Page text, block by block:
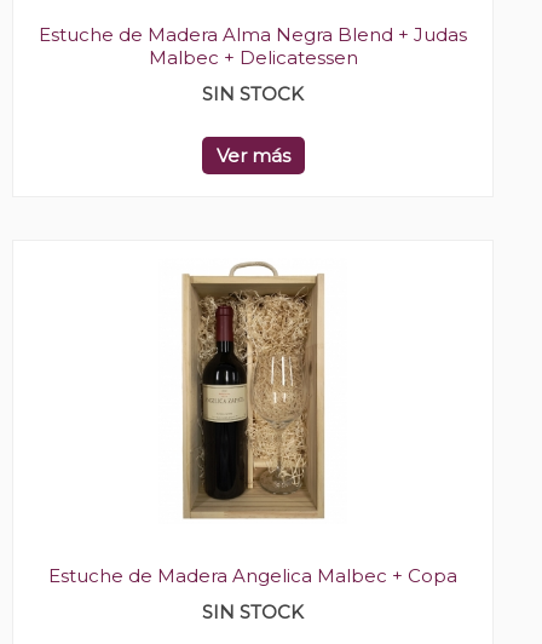
Estuche de Madera Alma Negra Blend + Judas
Malbec + Delicatessen
SIN STOCK
Ver más
Estuche de Madera Angelica Malbec + Copa
SIN STOCK